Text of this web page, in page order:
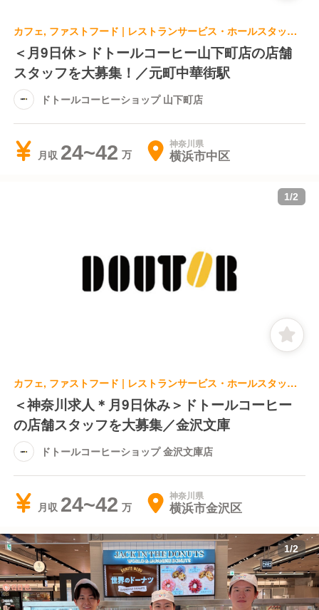
カフェ, ファストフード | レストランサービス・ホールスタッフ | ドトールコーヒーショップ 山下町店
＜月9日休＞ドトールコーヒー山下町店の店舗
スタッフを大募集！／元町中華街駅
ドトールコーヒーショップ 山下町店
月収 24~42 神奈川県
横浜市中区
1/2
カフェ, ファストフード | レストランサービス・ホールスタッフ | ドトールコーヒーショップ 金沢文庫店
＜神奈川求人＊月9日休み＞ドトールコーヒー
の店舗スタッフを大募集／金沢文庫
ドトールコーヒーショップ 金沢文庫店
月収 24~42 神奈川県
横浜市金沢区
1/2